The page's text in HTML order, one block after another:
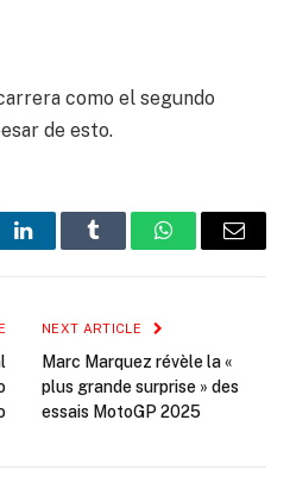
como el segundo
de esto.
LinkedInTumblr WhatsAppEmail
NEXT ARTICLE
Marc Marquez révèle la «
plus grande surprise » des
essais MotoGP 2025